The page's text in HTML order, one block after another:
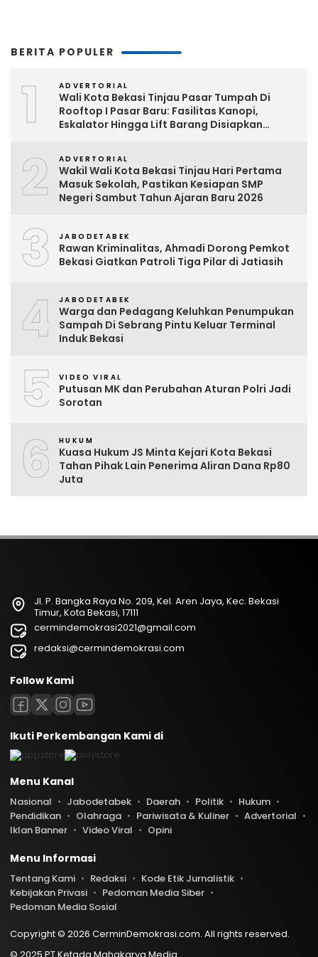
BERITA POPULER
1 ADVERTORIAL
Wali Kota Bekasi Tinjau Pasar Tumpah Di
Rooftop I Pasar Baru: Fasilitas Kanopi,
Eskalator Hingga Lift Barang Disiapkan
2 ADVERTORIAL
Wakil Wali Kota Bekasi Tinjau Hari Pertama
Masuk Sekolah, Pastikan Kesiapan SMP
Negeri Sambut Tahun Ajaran Baru 2026
3 JABODETABEK
Rawan Kriminalitas, Ahmadi Dorong Pemkot
Bekasi Giatkan Patroli Tiga Pilar di Jatiasih
4 JABODETABEK
Warga dan Pedagang Keluhkan Penumpukan
Sampah Di Sebrang Pintu Keluar Terminal
Induk Bekasi
5 VIDEO VIRAL
Putusan MK dan Perubahan Aturan Polri Jadi
Sorotan
6 HUKUM
Kuasa Hukum JS Minta Kejari Kota Bekasi
Tahan Pihak Lain Penerima Aliran Dana Rp80
Juta
Jl. P. Bangka Raya No. 209, Kel. Aren Jaya, Kec. Bekasi
Timur, Kota Bekasi, 17111
cermindemokrasi2021@gmail.com
redaksi@cermindemokrasi.com
Follow Kami
Ikuti Perkembangan Kami di
Menu Kanal
Nasional Jabodetabek Daerah Politik
Hukum
Pendidikan
Olahraga Pariwisata & Kuliner
Advertorial
Iklan Banner
Video Viral Opini
Menu Informasi
Tentang Kami Redaksi
Kode Etik Jurnalistik
Kebijakan Privasi
Pedoman Media Siber
Pedoman Media Sosial
Copyright © 2026 CerminDemokrasi.com. All rights reserved.